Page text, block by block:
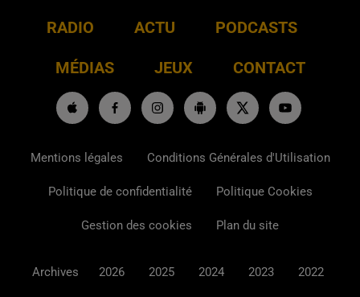
RADIO ACTU PODCASTS
MÉDIAS JEUX CONTACT
Mentions légales Conditions Générales d'Utilisation
Politique de confidentialité Politique Cookies
Gestion des cookies Plan du site
Archives 2026 2025 2024 2023 2022